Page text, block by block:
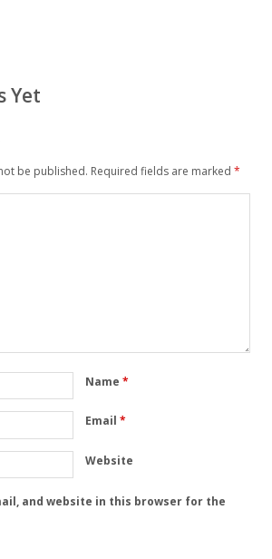
Yet
be published. Required fields are marked *
Name *
Email *
Website
and website in this browser for the